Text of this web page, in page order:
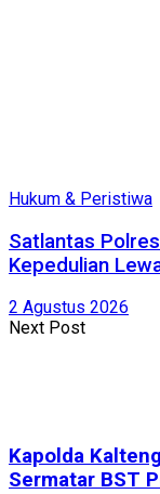
Hukum & Peristiwa
Satlantas
Kepedulian
2 Agustus 2026
Next Post
Kapolda
Sermatar BST